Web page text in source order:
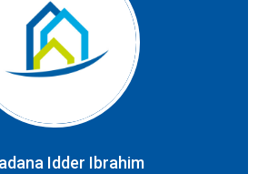
Idder Ibrahim